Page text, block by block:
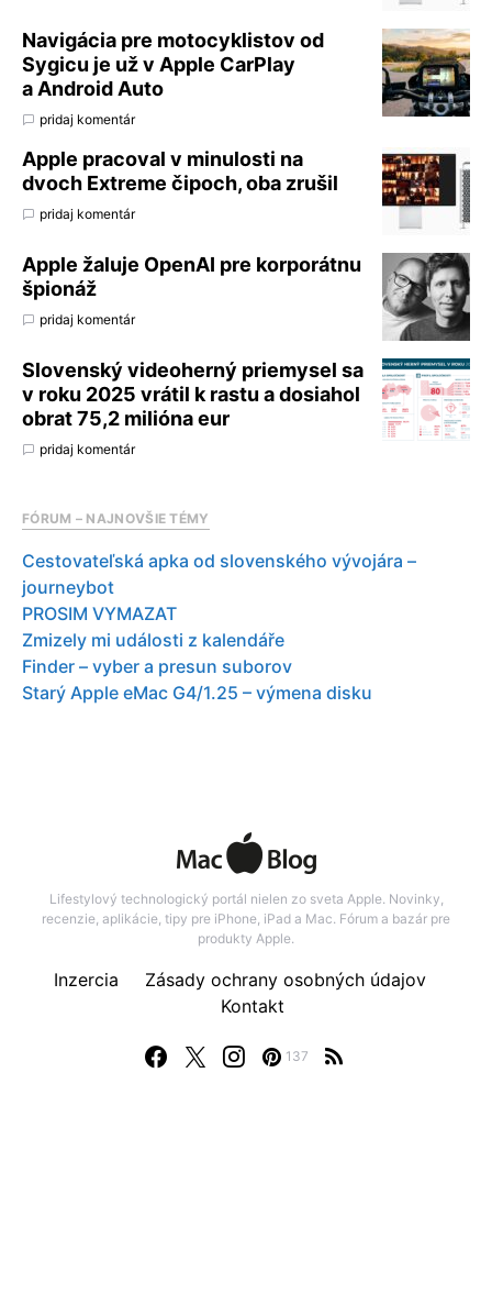
Navigácia pre motocyklistov od
Sygicu je už v Apple CarPlay
a Android Auto
pridaj komentár
Apple pracoval v minulosti na
dvoch Extreme čipoch, oba zrušil
pridaj komentár
Apple žaluje OpenAI pre korporátnu
špionáž
pridaj komentár
Slovenský videoherný priemysel sa
v roku 2025 vrátil k rastu a dosiahol
obrat 75,2 milióna eur
pridaj komentár
FÓRUM – NAJNOVŠIE TÉMY
Cestovateľská apka od slovenského vývojára –
journeybot
PROSIM VYMAZAT
Zmizely mi události z kalendáře
Finder – vyber a presun suborov
Starý Apple eMac G4/1.25 – výmena disku
Lifestylový technologický portál nielen zo sveta Apple. Novinky,
recenzie, aplikácie, tipy pre iPhone, iPad a Mac. Fórum a bazár pre
produkty Apple.
137
Inzercia
Zásady ochrany osobných údajov
Kontakt